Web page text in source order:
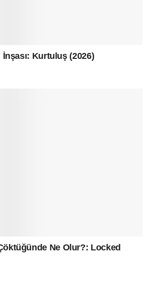
Kurtuluş (2026)
Ne Olur?: Locked